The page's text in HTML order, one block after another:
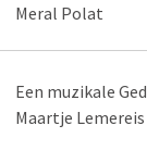
Meral Polat
Een muzikale
Maartje Lemereis